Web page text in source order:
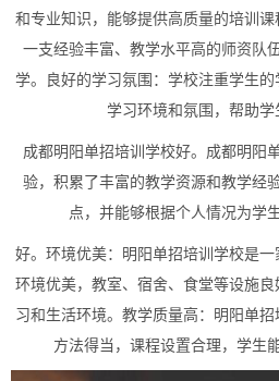
和专业知识，能够提供高质量的培训
一支经验丰富、教学水平高的师资队
学。良好的学习氛围：学校注重学生
学习环境和氛围，帮助学
成都明阳单招培训学校好。成都明阳
验，积累了丰富的教学资源和教学经
点，并能够根据个人情况为学
好。环境优美：明阳单招培训学校是
环境优美，教室、宿舍、食堂等设施
习和生活环境。教学质量高：明阳单
方法得当，课程设置合理，学生